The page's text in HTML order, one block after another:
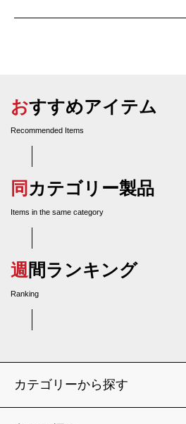
おすすめアイテム
Recommended Items
同カテゴリー製品
Items in the same category
週間ランキング
Ranking
カテゴリーから探す